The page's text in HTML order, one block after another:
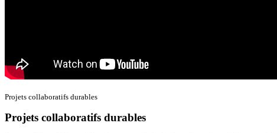
Projets collaboratifs durables
Projets collaboratifs durables